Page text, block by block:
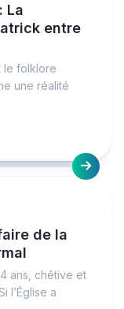
La
entre
le folklore
une réalité
de la
ans, chétive et
l’Église a